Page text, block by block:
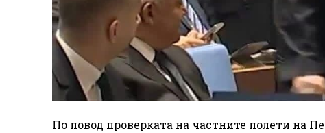
По повод проверката на частните полети на